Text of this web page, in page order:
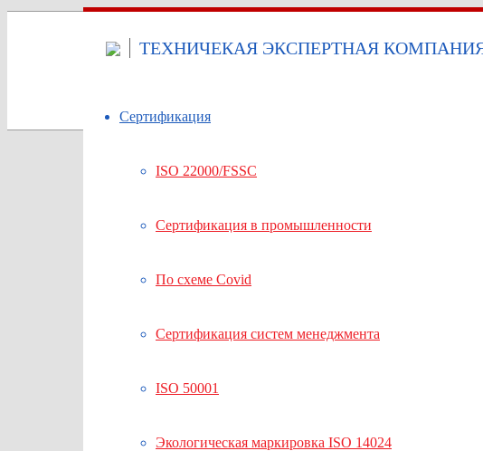
ТЕХНИЧЕКАЯ ЭКСПЕРТНАЯ КОМПАНИЯ
Сертификация
ISO 22000/FSSC
Сертификация в промышленности
По схеме Covid
Сертификация систем менеджмента
ISO 50001
Экологическая маркировка ISO 14024